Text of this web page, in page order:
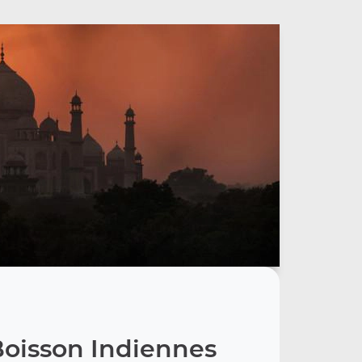
Indiennes